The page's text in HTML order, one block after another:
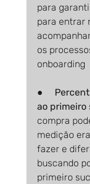
para
para entrar
os
onboarding
●
ao primeiro
compra
medição
fazer e
buscando
primeiro